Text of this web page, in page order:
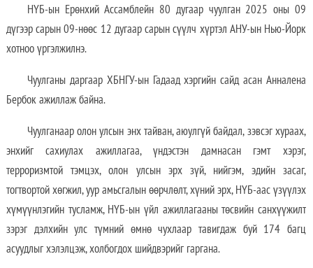
​НҮБ-ын Ерөнхий Ассамблейн 80 дугаар чуулган 2025 оны 09
дүгээр сарын 09-нөөс 12 дугаар сарын сүүлч хүртэл АНУ-ын Нью-Йорк
хотноо үргэлжилнэ.
Чуулганы даргаар ХБНГУ-ын Гадаад хэргийн сайд асан Анналена
Бербок ажиллаж байна.
Чуулганаар олон улсын энх тайван, аюулгүй байдал, зэвсэг хураах,
энхийг сахиулах ажиллагаа, үндэстэн дамнасан гэмт хэрэг,
терроризмтой тэмцэх, олон улсын эрх зүй, нийгэм, эдийн засаг,
тогтвортой хөгжил, уур амьсгалын өөрчлөлт, хүний эрх, НҮБ-аас үзүүлэх
хүмүүнлэгийн тусламж, НҮБ-ын үйл ажиллагааны төсвийн санхүүжилт
зэрэг дэлхийн улс түмний өмнө чухлаар тавигдаж буй 174 багц
асуудлыг хэлэлцэж, холбогдох шийдвэрийг гаргана.